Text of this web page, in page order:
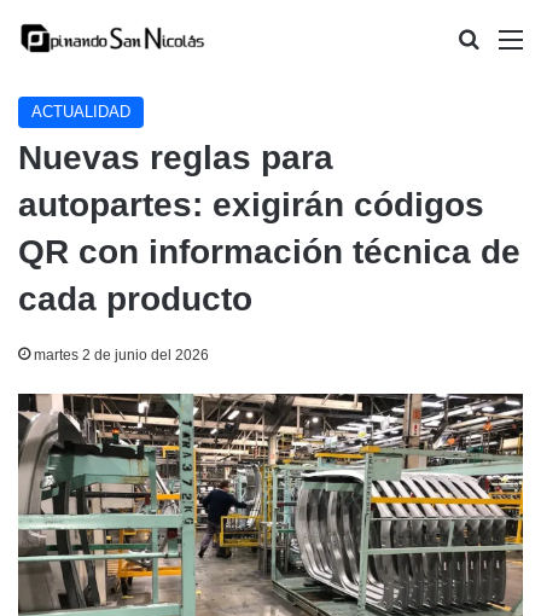
Buscar
ACTUALIDAD
Nuevas reglas para
autopartes: exigirán códigos
QR con información técnica de
cada producto
martes 2 de junio del 2026